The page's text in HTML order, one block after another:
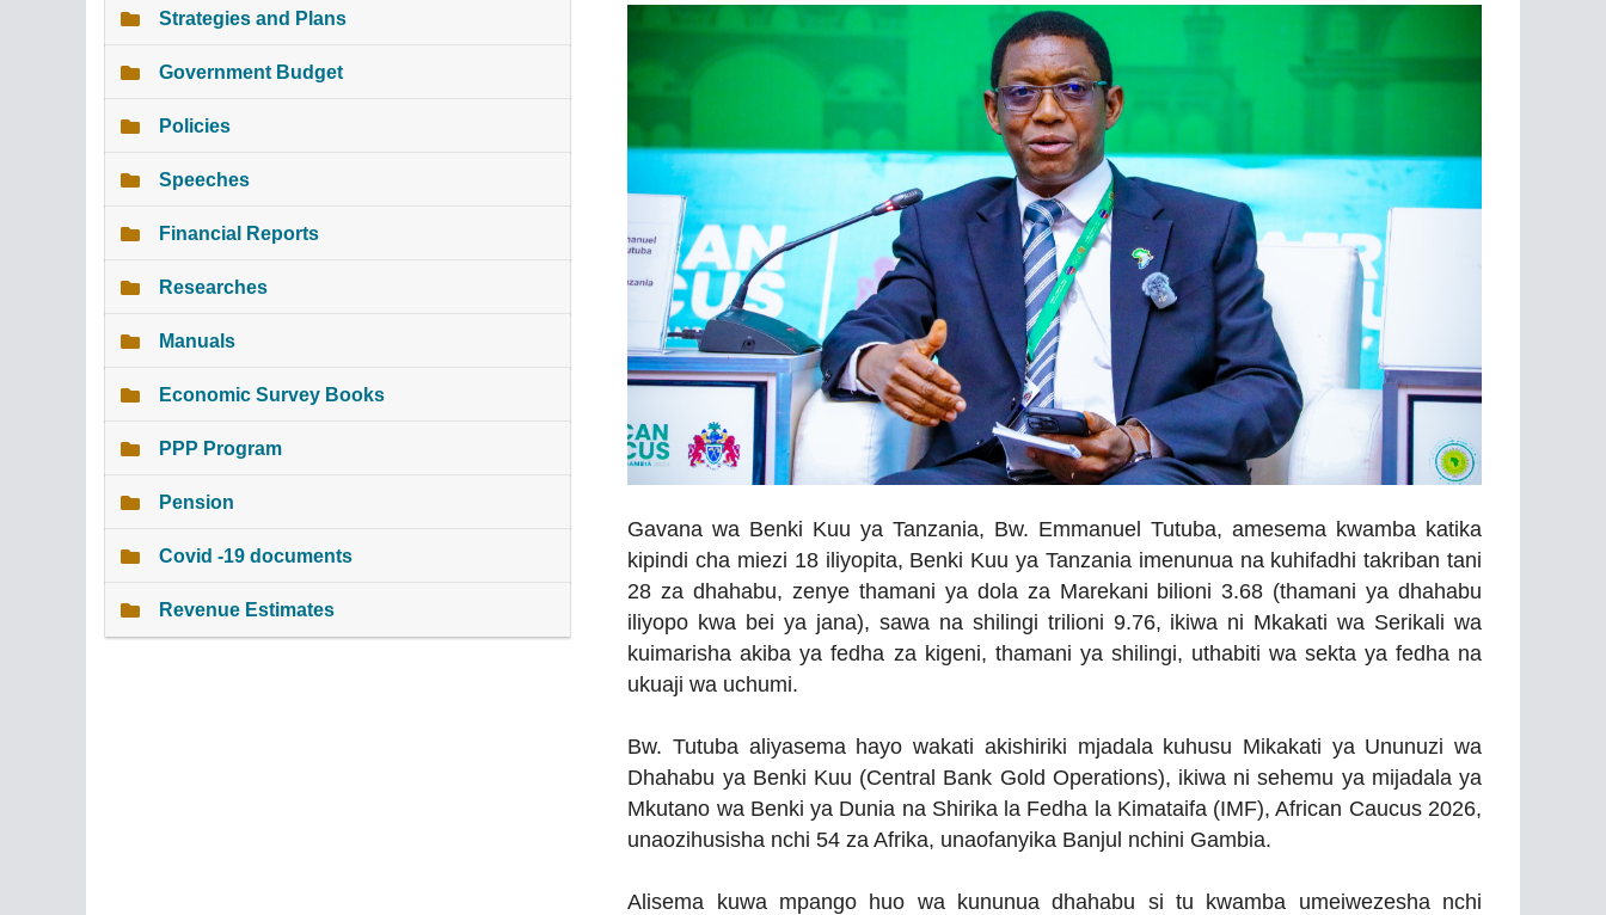
Strategies and Plans
Government Budget
Policies
Speeches
Financial Reports
Researches
Manuals
Economic Survey Books
PPP Program
Pension
Covid -19 documents
Revenue Estimates
Gavana wa Benki Kuu ya Tanzania, Bw. Emmanuel Tutuba, amesema kwamba katika
kipindi cha miezi 18 iliyopita, Benki Kuu ya Tanzania imenunua na kuhifadhi takriban tani
28 za dhahabu, zenye thamani ya dola za Marekani bilioni 3.68 (thamani ya dhahabu
iliyopo kwa bei ya jana), sawa na shilingi trilioni 9.76, ikiwa ni Mkakati wa Serikali wa
kuimarisha akiba ya fedha za kigeni, thamani ya shilingi, uthabiti wa sekta ya fedha na
ukuaji wa uchumi.
Bw. Tutuba aliyasema hayo wakati akishiriki mjadala kuhusu Mikakati ya Ununuzi wa
Dhahabu ya Benki Kuu (Central Bank Gold Operations), ikiwa ni sehemu ya mijadala ya
Mkutano wa Benki ya Dunia na Shirika la Fedha la Kimataifa (IMF), African Caucus 2026,
unaozihusisha nchi 54 za Afrika, unaofanyika Banjul nchini Gambia.
Alisema kuwa mpango huo wa kununua dhahabu si tu kwamba umeiwezesha nchi